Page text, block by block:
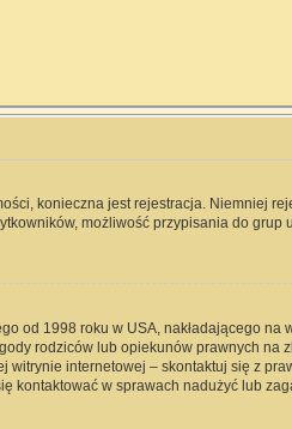
konieczna jest rejestracja. Niemniej
możliwość przypisania do
od 1998 roku w USA, nakładającego
rodziców lub opiekunów prawnych
internetowej – skontaktuj się z
kontaktować w sprawach nadużyć lub